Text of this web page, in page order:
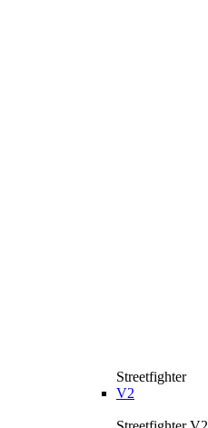
Streetfighter
V2